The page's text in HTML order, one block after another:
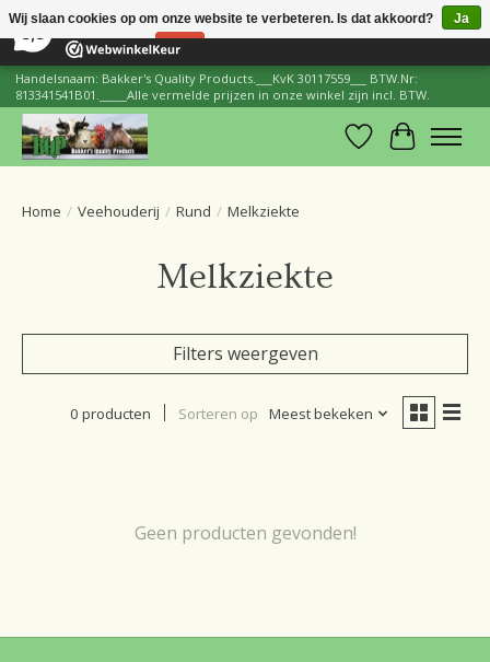
206 Reviews ×
Handelsnaam: Bakker's Quality Products.___KvK 30117559___ BTW.Nr:
813341541B01._____Alle vermelde prijzen in onze winkel zijn incl. BTW.
Verlanglijst
Home / Veehouderij / Rund / Melkziekte
Melkziekte
Filters weergeven
0 producten Sorteren op Meest bekeken
Geen producten gevonden!
Wij slaan cookies op om onze website te verbeteren. Is dat akkoord?
Ja
Nee